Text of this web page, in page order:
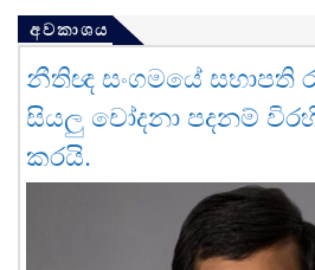
අවකාශය
නීතිඥ සංගමයේ සභාපති
සියලු චෝදනා පදනම්
කරයි.